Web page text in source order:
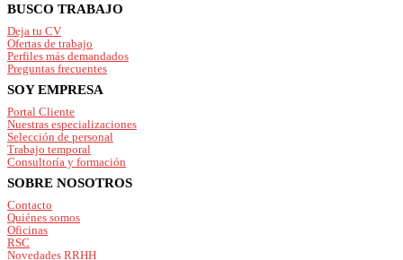
Footer
BUSCO TRABAJO
Deja tu CV
Ofertas de trabajo
Perfiles más demandados
Preguntas frecuentes
SOY EMPRESA
Portal Cliente
Nuestras especializaciones
Selección de personal
Trabajo temporal
Consultoría y formación
SOBRE NOSOTROS
Contacto
Quiénes somos
Oficinas
RSC
Novedades RRHH